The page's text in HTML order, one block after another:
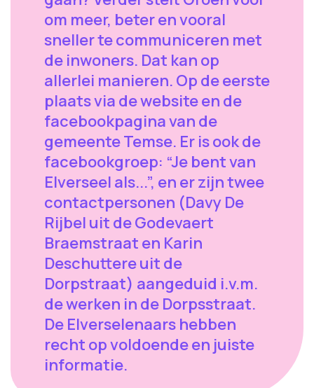
om meer, beter en vooral
sneller te communiceren met
de inwoners. Dat kan op
allerlei manieren. Op de eerste
plaats via de website en de
facebookpagina van de
gemeente Temse. Er is ook de
facebookgroep: “Je bent van
Elverseel als...”, en er zijn twee
contactpersonen (Davy De
Rijbel uit de Godevaert
Braemstraat en Karin
Deschuttere uit de
Dorpstraat) aangeduid i.v.m.
de werken in de Dorpsstraat.
De Elverselenaars hebben
recht op voldoende en juiste
informatie.